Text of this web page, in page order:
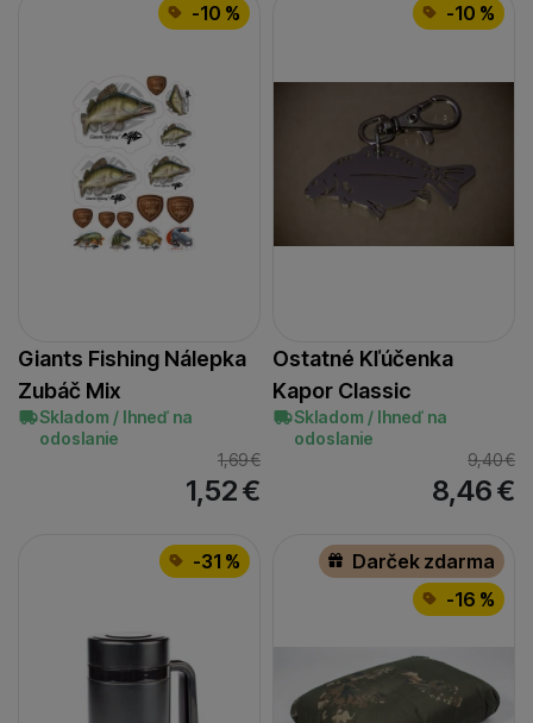
-10 %
Giants Fishing Nálepka
Zubáč Mix
Skladom / Ihneď na
odoslanie
1,69€
1,52€
-10 %
Ostatné Kľúčenka
Kapor Classic
Skladom / Ihneď na
odoslanie
9,40€
8,46€
-31 %
Darček zdarma
-16 %